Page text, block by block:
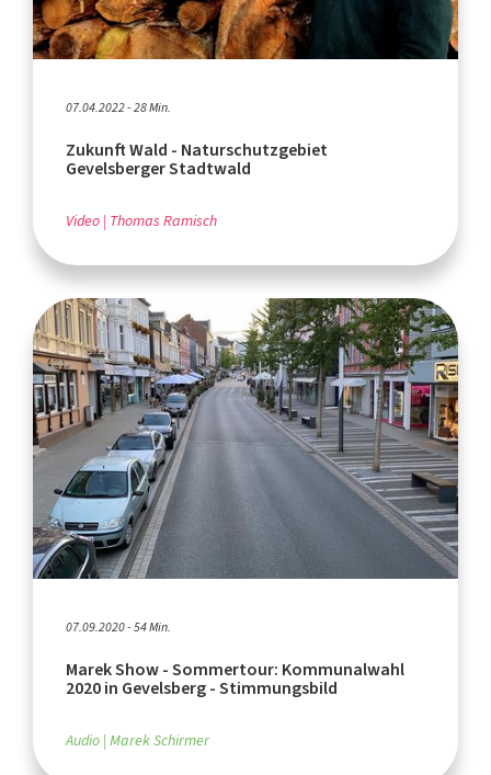
07.04.2022 - 28 Min.
Zukunft Wald - Naturschutzgebiet
Gevelsberger Stadtwald
Video Thomas Ramisch
07.09.2020 - 54 Min.
Marek Show - Sommertour: Kommunalwahl
2020 in Gevelsberg - Stimmungsbild
Audio Marek Schirmer